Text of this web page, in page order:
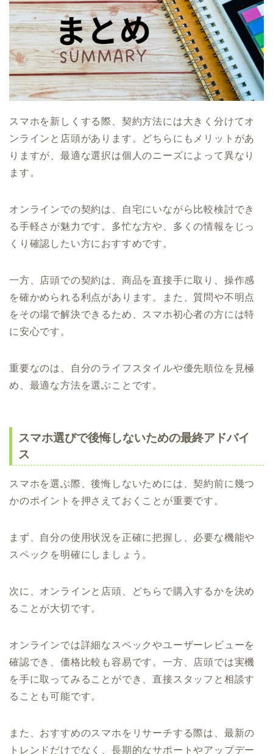
スマホを新しくする際、契約方法には大きく分けてオ
ンラインと店頭があります。どちらにもメリットがあ
りますが、最適な選択は個人のニーズによって異なり
ます。
オンラインでの契約は、自宅にいながら比較検討でき
る手軽さが魅力です。多忙な方や、多くの情報をじっ
くり確認したい方におすすめです。
一方、店頭での契約は、商品を直接手に取り、操作感
を確かめられる利点があります。また、質問や不明点
をその場で解決できるため、スマホ初心者の方には特
に安心です。
重要なのは、自分のライフスタイルや優先順位を見極
め、最適な方法を選ぶことです。
スマホ選びで後悔しないための最終アドバイ
ス
スマホを選ぶ際、後悔しないためには、契約前に幾つ
かのポイントを押さえておくことが重要です。
まず、自分の使用状況を正確に把握し、必要な機能や
スペックを明確にしましょう。
次に、オンラインと店頭、どちらで購入するかを決め
ることが大切です。
オンラインでは詳細なスペックやユーザーレビューを
確認でき、価格比較も容易です。一方、店頭では実機
を手に取ってみることができ、直接スタッフと相談す
ることも可能です。
また、おすすめのスマホをリサーチする際は、最新の
トレンドだけでなく、長期的なサポートやアップデー